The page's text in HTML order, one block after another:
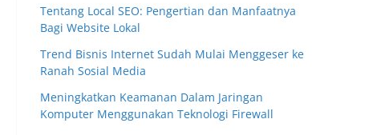
Tentang Local SEO: Pengertian dan Manfaatnya
Bagi Website Lokal
Trend Bisnis Internet Sudah Mulai Menggeser ke
Ranah Sosial Media
Meningkatkan Keamanan Dalam Jaringan
Komputer Menggunakan Teknologi Firewall